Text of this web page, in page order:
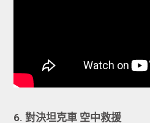
6. 對決坦克車 空中救援